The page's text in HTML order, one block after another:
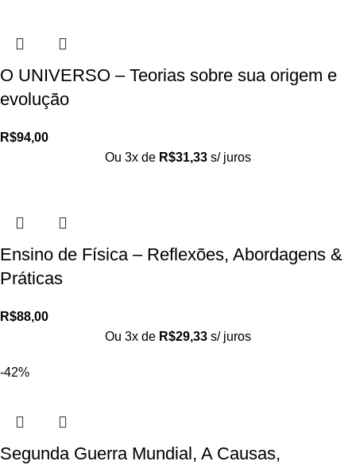
O UNIVERSO – Teorias sobre sua origem e
evolução
R$94,00
Ou 3x de R$31,33 s/ juros
Ensino de Física – Reflexões, Abordagens &
Práticas
R$88,00
Ou 3x de R$29,33 s/ juros
-42%
Segunda Guerra Mundial, A Causas,